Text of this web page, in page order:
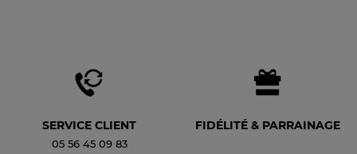
SERVICE CLIENT
05 56 45 09 83
FIDÉLITÉ & PARRAINAGE